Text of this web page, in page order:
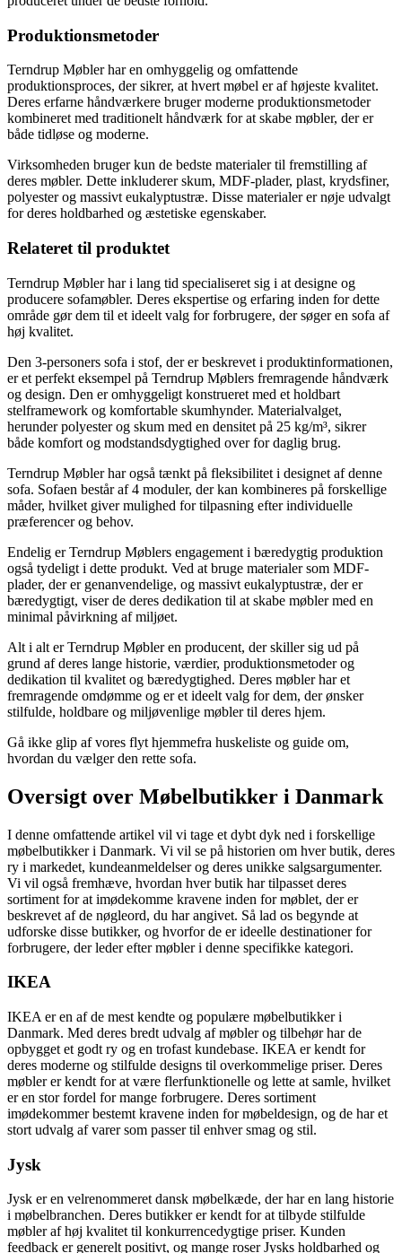
Produktionsmetoder
Terndrup Møbler har en omhyggelig og omfattende
produktionsproces, der sikrer, at hvert møbel er af højeste kvalitet.
Deres erfarne håndværkere bruger moderne produktionsmetoder
kombineret med traditionelt håndværk for at skabe møbler, der er
både tidløse og moderne.
Virksomheden bruger kun de bedste materialer til fremstilling af
deres møbler. Dette inkluderer skum, MDF-plader, plast, krydsfiner,
polyester og massivt eukalyptustræ. Disse materialer er nøje udvalgt
for deres holdbarhed og æstetiske egenskaber.
Relateret til produktet
Terndrup Møbler har i lang tid specialiseret sig i at designe og
producere sofamøbler. Deres ekspertise og erfaring inden for dette
område gør dem til et ideelt valg for forbrugere, der søger en sofa af
høj kvalitet.
Den 3-personers sofa i stof, der er beskrevet i produktinformationen,
er et perfekt eksempel på Terndrup Møblers fremragende håndværk
og design. Den er omhyggeligt konstrueret med et holdbart
stelframework og komfortable skumhynder. Materialvalget,
herunder polyester og skum med en densitet på 25 kg/m³, sikrer
både komfort og modstandsdygtighed over for daglig brug.
Terndrup Møbler har også tænkt på fleksibilitet i designet af denne
sofa. Sofaen består af 4 moduler, der kan kombineres på forskellige
måder, hvilket giver mulighed for tilpasning efter individuelle
præferencer og behov.
Endelig er Terndrup Møblers engagement i bæredygtig produktion
også tydeligt i dette produkt. Ved at bruge materialer som MDF-
plader, der er genanvendelige, og massivt eukalyptustræ, der er
bæredygtigt, viser de deres dedikation til at skabe møbler med en
minimal påvirkning af miljøet.
Alt i alt er Terndrup Møbler en producent, der skiller sig ud på
grund af deres lange historie, værdier, produktionsmetoder og
dedikation til kvalitet og bæredygtighed. Deres møbler har et
fremragende omdømme og er et ideelt valg for dem, der ønsker
stilfulde, holdbare og miljøvenlige møbler til deres hjem.
Gå ikke glip af vores flyt hjemmefra huskeliste og guide om,
hvordan du vælger den rette sofa.
Oversigt over Møbelbutikker i Danmark
I denne omfattende artikel vil vi tage et dybt dyk ned i forskellige
møbelbutikker i Danmark. Vi vil se på historien om hver butik, deres
ry i markedet, kundeanmeldelser og deres unikke salgsargumenter.
Vi vil også fremhæve, hvordan hver butik har tilpasset deres
sortiment for at imødekomme kravene inden for møblet, der er
beskrevet af de nøgleord, du har angivet. Så lad os begynde at
udforske disse butikker, og hvorfor de er ideelle destinationer for
forbrugere, der leder efter møbler i denne specifikke kategori.
IKEA
IKEA er en af de mest kendte og populære møbelbutikker i
Danmark. Med deres bredt udvalg af møbler og tilbehør har de
opbygget et godt ry og en trofast kundebase. IKEA er kendt for
deres moderne og stilfulde designs til overkommelige priser. Deres
møbler er kendt for at være flerfunktionelle og lette at samle, hvilket
er en stor fordel for mange forbrugere. Deres sortiment
imødekommer bestemt kravene inden for møbeldesign, og de har et
stort udvalg af varer som passer til enhver smag og stil.
Jysk
Jysk er en velrenommeret dansk møbelkæde, der har en lang historie
i møbelbranchen. Deres butikker er kendt for at tilbyde stilfulde
møbler af høj kvalitet til konkurrencedygtige priser. Kunden
feedback er generelt positivt, og mange roser Jysks holdbarhed og